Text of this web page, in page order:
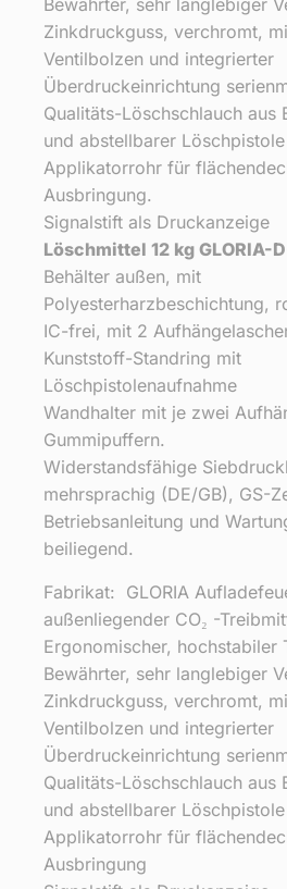
Bewährter, sehr langlebiger
Zinkdruckguss, verchromt,
Ventilbolzen und integrierter
Überdruckeinrichtung
Qualitäts-Löschschlauch aus
und abstellbarer
Applikatorrohr für
Ausbringung.
Signalstift als Druckanzeige
Löschmittel 12 kg GLORIA-
Behälter außen, mit
Polyesterharzbeschichtung,
IC-frei, mit 2
Kunststoff-Standring mit
Löschpistolenaufnahme
Wandhalter mit je zwei
Gummipuffern.
Widerstandsfähige
mehrsprachig (DE/GB), GS-
Betriebsanleitung und
beiliegend.
Fabrikat: GLORIA
außenliegender CO₂ -
Ergonomischer, hochstabiler
Bewährter, sehr langlebiger
Zinkdruckguss, verchromt,
Ventilbolzen und integrierter
Überdruckeinrichtung
Qualitäts-Löschschlauch aus
und abstellbarer
Applikatorrohr für
Ausbringung